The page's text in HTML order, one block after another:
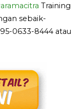
Training
sebaik-
0633-8444 atau